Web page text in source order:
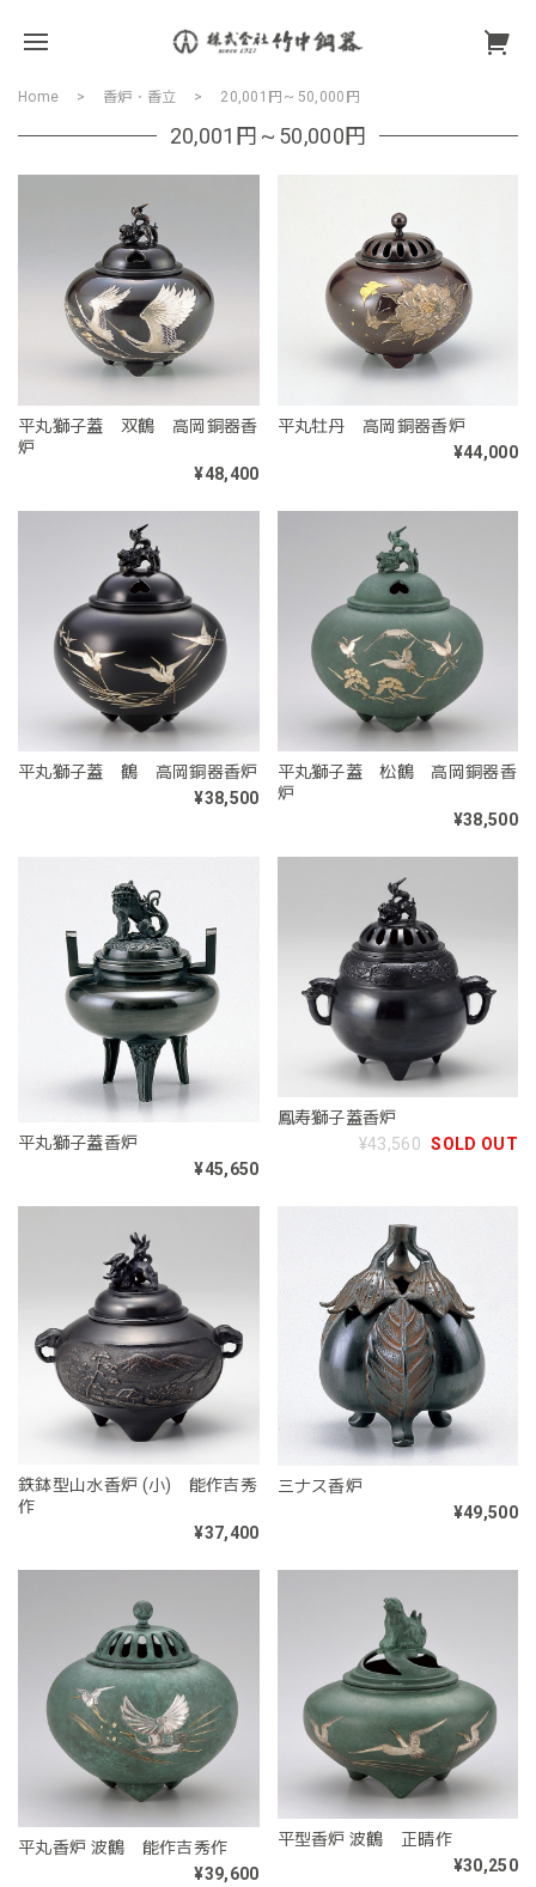
Home 香炉・香立 20,001円～50,000円
20,001円～50,000円
平丸獅子蓋 双鶴 高岡銅器香
炉
¥48,400
平丸牡丹 高岡銅器香炉
¥44,000
平丸獅子蓋 鶴 高岡銅器香炉
¥38,500
平丸獅子蓋 松鶴 高岡銅器香
炉
¥38,500
平丸獅子蓋香炉
¥45,650
鳳寿獅子蓋香炉
¥43,560 SOLD OUT
鉄鉢型山水香炉 (小) 能作吉秀
作
¥37,400
三ナス香炉
¥49,500
平丸香炉 波鶴 能作吉秀作
¥39,600
平型香炉 波鶴 正晴作
¥30,250